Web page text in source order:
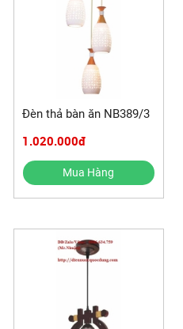
Đèn thả bàn ăn NB389/3
1.020.000đ
Mua Hàng